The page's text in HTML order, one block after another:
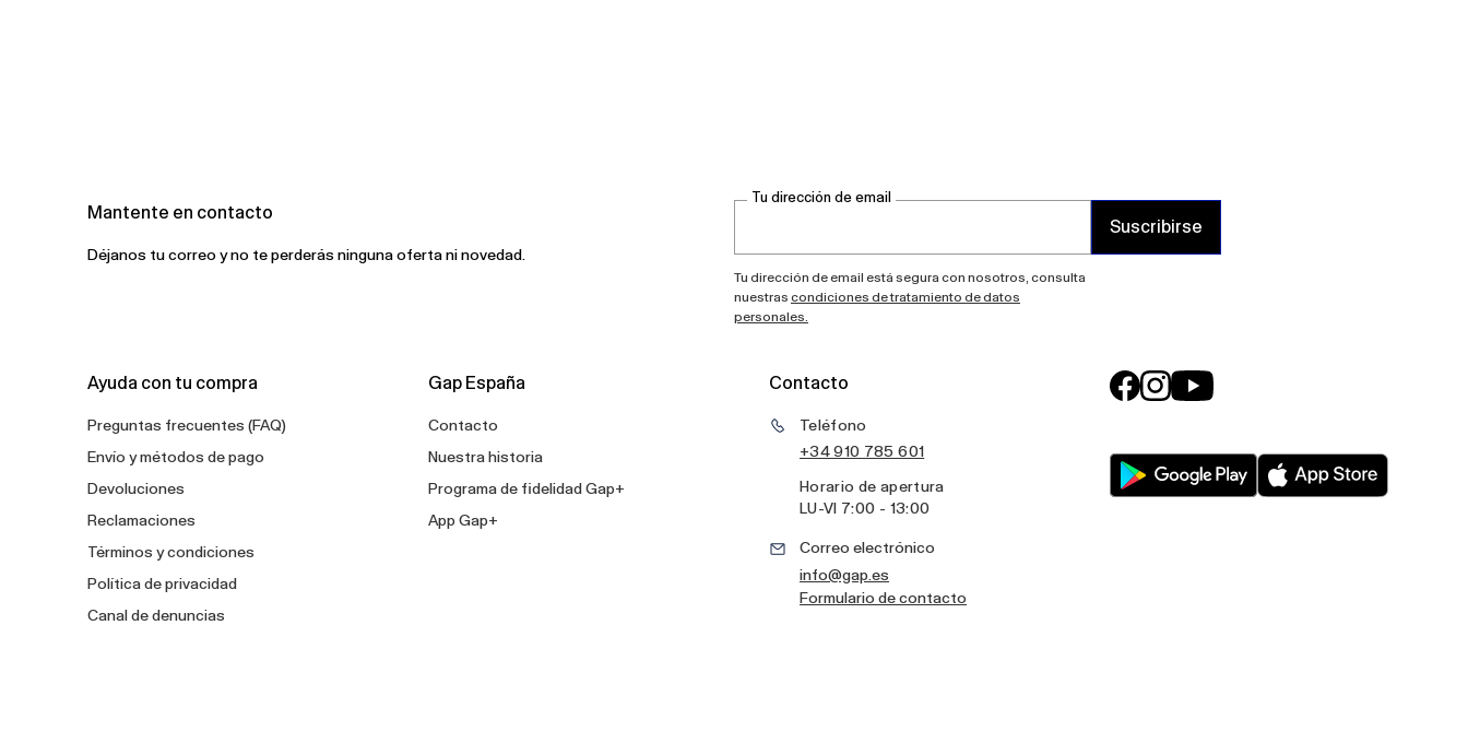
Mantente en contacto
Déjanos tu correo y no te perderás ninguna oferta ni novedad.
Tu dirección de email
Suscribirse
Tu dirección de email está segura con nosotros, consulta
nuestras condiciones de tratamiento de datos
personales.
Ayuda con tu compra
Preguntas frecuentes (FAQ)
Envío y métodos de pago
Devoluciones
Reclamaciones
Términos y condiciones
Política de privacidad
Canal de denuncias
Gap España
Contacto
Nuestra historia
Programa de fidelidad Gap+
App Gap+
Contacto
Teléfono
+34 910 785 601
Horario de apertura
LU-VI 7:00 - 13:00
Correo electrónico
info@gap.es
Formulario de contacto